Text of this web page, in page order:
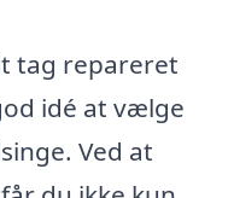
tag repareret
idé at vælge
Ved at